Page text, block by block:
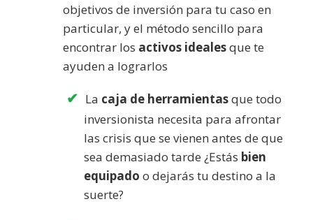
objetivos de inversión para tu caso en
particular, y el método sencillo para
encontrar los activos idealesque te
ayuden a lograrlos
La caja de herramientasque todo
inversionista necesita para afrontar
las crisis que se vienen antes de que
sea demasiado tarde ¿Estás bien
equipado o dejarás tu destino a la
suerte?